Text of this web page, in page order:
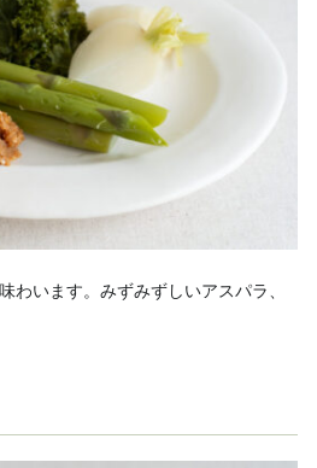
わいます。みずみずしいアスパラ、